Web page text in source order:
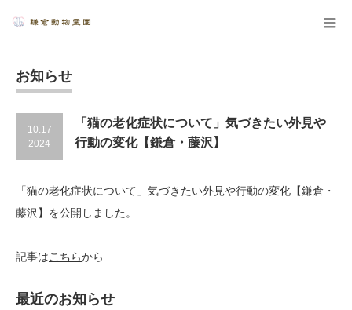
お知らせ
10.17
2024
「猫の老化症状について」気づきたい外見や
行動の変化【鎌倉・藤沢】
「猫の老化症状について」気づきたい外見や行動の変化【鎌倉・
藤沢】を公開しました。
記事はこちらから
最近のお知らせ